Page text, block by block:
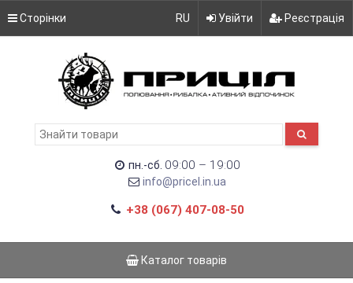
Сторінки RU Увійти Реєстрація
пн.-сб. 09:00 – 19:00
info@pricel.in.ua
+38 (067) 407-08-50
Каталог товарів